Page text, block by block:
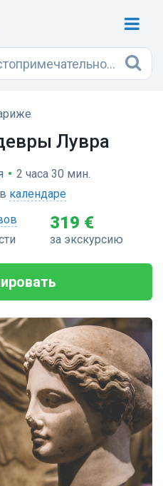
Лувра
• 2 часа 30 мин.
календаре
319 €
за экскурсию